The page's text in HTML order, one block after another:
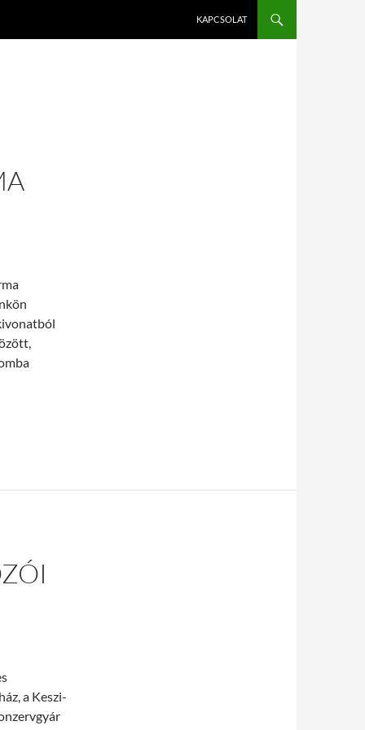
KAPCSOLAT
kávé
a Keszi-